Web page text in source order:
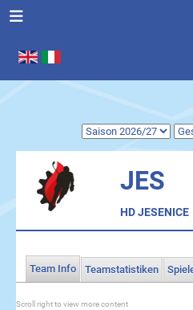
Sprache auswählen
JES
HD JESENICE
Team Info Teamstatistiken
Scroll right to view more content